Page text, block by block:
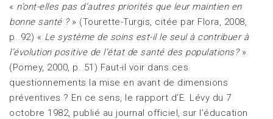
« n’ont-elles pas d’autres priorités que leur maintien en
bonne santé ? » (Tourette-Turgis, citée par Flora, 2008,
p. 92) « Le système de soins est-il le seul à contribuer à
l’évolution positive de l’état de santé des populations?»
(Pomey, 2000, p. 51) Faut-il voir dans ces
questionnements la mise en avant de dimensions
préventives ? En ce sens, le rapport d’E. Lévy du 7
octobre 1982, publié au journal officiel, sur l’éducation